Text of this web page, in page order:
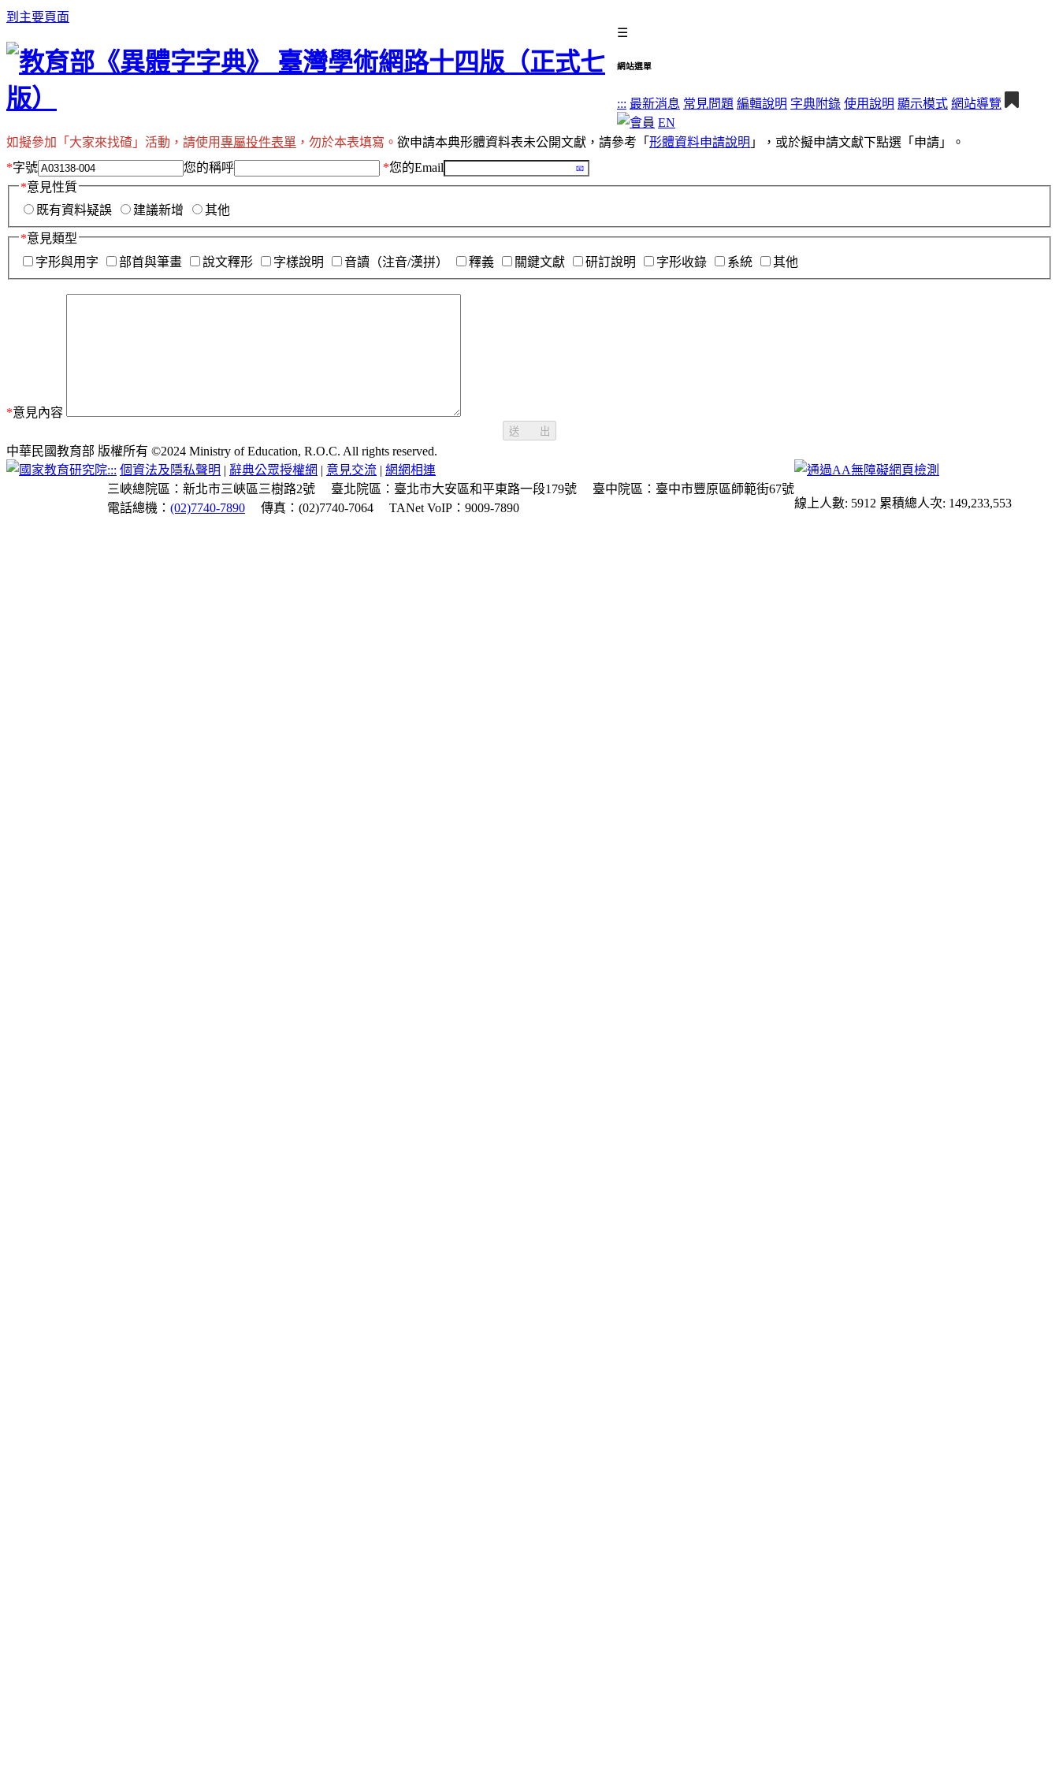
到主要頁面
☰
網站選單
::: 最新消息 常見問題 編輯說明 字典附錄 使用說明 顯示模式 網站導覽
EN
如擬參加「大家來找碴」活動，請使用專屬投件表單 ，勿於本表填寫。 欲申請本典形體資料表未公開文獻，請參考「 形體資料申請說明 」，或於擬申請文獻下點選「申請」。
*字號 您的稱呼 *您的Email
*意見性質
既有資料疑誤
建議新增 其他
*意見類型
字形與用字
部首與筆畫 說文釋形 字樣說明 音讀（注音/漢拼） 釋義 關鍵文獻 研訂說明 字形收錄 系統 其他
*意見內容
送 出
中華民國教育部 版權所有 ©2024 Ministry of Education, R.O.C. All rights reserved.
::: 個資法及隱私聲明 | 辭典公眾授權網 | 意見交流 | 網網相連
三峽總院區：新北市三峽區三樹路2號
臺北院區：臺北市大安區和平東路一段179號
臺中院區：臺中市豐原區師範街67號
電話總機： (02)7740-7890 傳真：(02)7740-7064 TANet VoIP：9009-7890 線上人數: 5912 累積總人次: 149,233,553